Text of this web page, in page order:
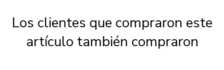
Los clientes que compraron este
artículo también compraron